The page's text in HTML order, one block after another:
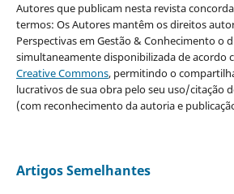
Autores que publicam nesta revista
termos: Os Autores mantêm os direitos
Perspectivas em Gestão & Conhecimento o
simultaneamente disponibilizada de acordo
Creative Commons, permitindo o
lucrativos de sua obra pelo seu uso/citação
(com reconhecimento da autoria e
Artigos Semelhantes